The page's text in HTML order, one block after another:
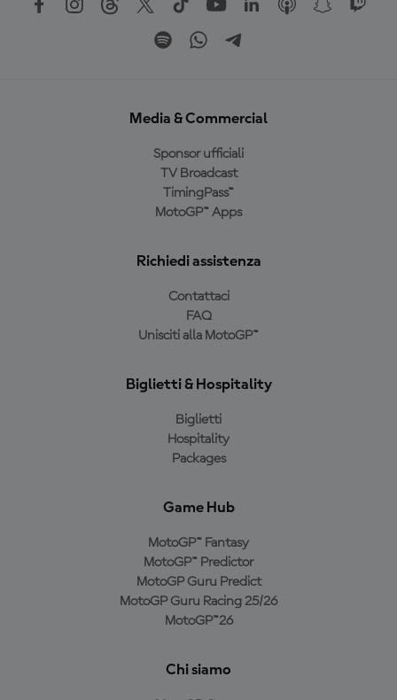
Media & Commercial
Sponsor ufficiali
TV Broadcast
TimingPass™
MotoGP™ Apps
Richiedi assistenza
Contattaci
FAQ
Unisciti alla MotoGP™
Biglietti & Hospitality
Biglietti
Hospitality
Packages
Game Hub
MotoGP™ Fantasy
MotoGP™ Predictor
MotoGP Guru Predict
MotoGP Guru Racing 25/26
MotoGP™26
Chi siamo